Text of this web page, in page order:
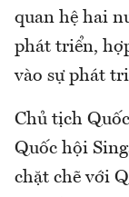
quan hệ hai
phát triển,
vào sự phát
Chủ tịch
Quốc hội
chặt chẽ với